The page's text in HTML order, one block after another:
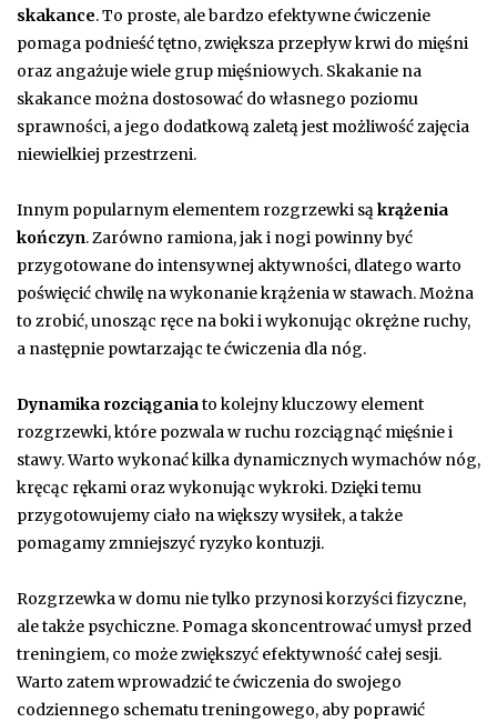
skakance. To proste, ale bardzo efektywne ćwiczenie
pomaga podnieść tętno, zwiększa przepływ krwi do mięśni
oraz angażuje wiele grup mięśniowych. Skakanie na
skakance można dostosować do własnego poziomu
sprawności, a jego dodatkową zaletą jest możliwość zajęcia
niewielkiej przestrzeni.
Innym popularnym elementem rozgrzewki sąkrążenia
kończyn. Zarówno ramiona, jak i nogi powinny być
przygotowane do intensywnej aktywności, dlatego warto
poświęcić chwilę na wykonanie krążenia w stawach. Można
to zrobić, unosząc ręce na boki i wykonując okrężne ruchy,
a następnie powtarzając te ćwiczenia dla nóg.
Dynamika rozciąganiato kolejny kluczowy element
rozgrzewki, które pozwala w ruchu rozciągnąć mięśnie i
stawy. Warto wykonać kilka dynamicznych wymachów nóg,
kręcąc rękami oraz wykonując wykroki. Dzięki temu
przygotowujemy ciało na większy wysiłek, a także
pomagamy zmniejszyć ryzyko kontuzji.
Rozgrzewka w domu nie tylko przynosi korzyści fizyczne,
ale także psychiczne. Pomaga skoncentrować umysł przed
treningiem, co może zwiększyć efektywność całej sesji.
Warto zatem wprowadzić te ćwiczenia do swojego
codziennego schematu treningowego, aby poprawić